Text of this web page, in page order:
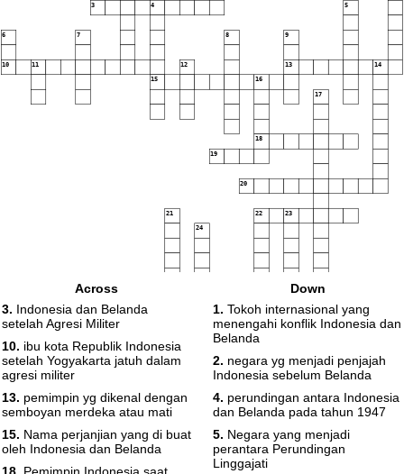
3 4 5
6 7 8 9
10 11 12 13 14
15 16
17
18
19
20
21 22 23
24
Across
3. Indonesia dan Belanda
setelah Agresi Militer
10. ibu kota Republik Indonesia
setelah Yogyakarta jatuh dalam
agresi militer
13. pemimpin yg dikenal dengan
semboyan merdeka atau mati
15. Nama perjanjian yang di buat
oleh Indonesia dan Belanda
Down
1. Tokoh internasional yang
menengahi konflik Indonesia dan
Belanda
2. negara yg menjadi penjajah
Indonesia sebelum Belanda
4. perundingan antara Indonesia
dan Belanda pada tahun 1947
5. Negara yang menjadi
perantara Perundingan
Linggajati